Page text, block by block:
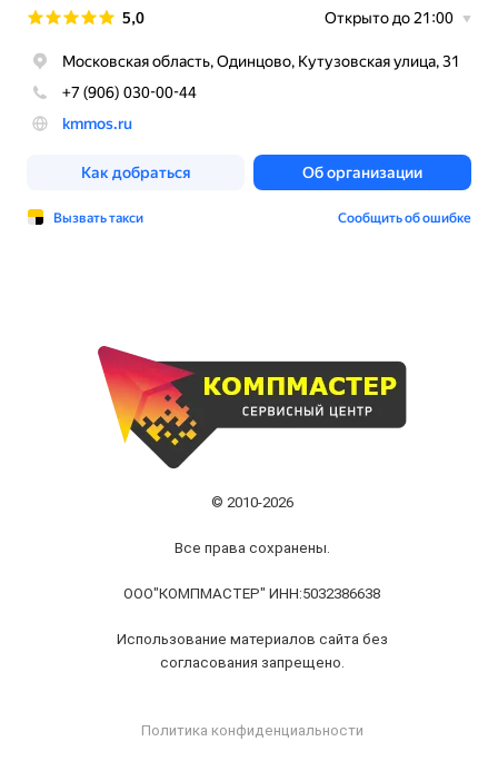
© 2010-2026
Все права сохранены.
ООО"КОМПМАСТЕР" ИНН:5032386638
Использование материалов сайта без
согласования запрещено.
Политика конфиденциальности